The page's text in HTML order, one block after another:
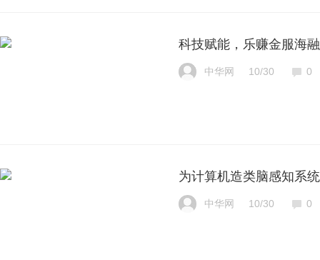
科技赋能，乐赚金服海
中华网 10/30 0
为计算机造类脑感知系
中华网 10/30 0